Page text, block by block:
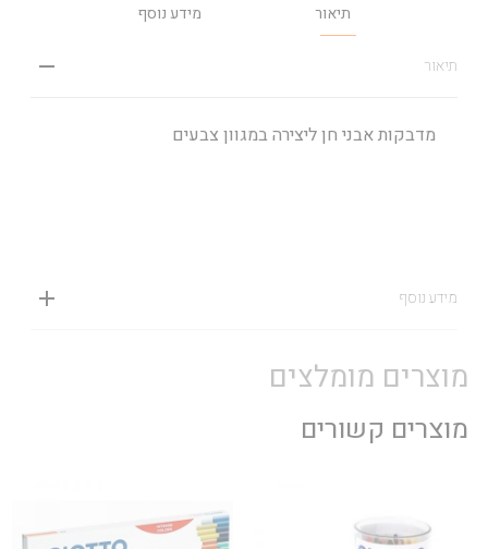
תיאור מידע נוסף
תיאור
מדבקות אבני חן ליצירה במגוון צבעים
מידע נוסף
מוצרים מומלצים
מוצרים קשורים